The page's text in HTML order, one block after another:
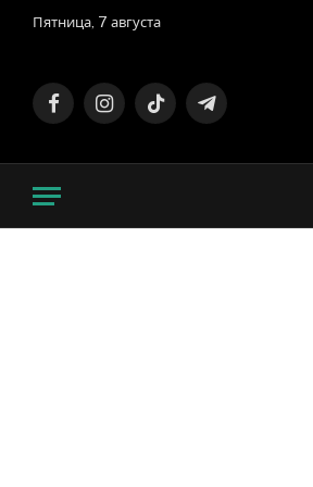
Пятница, 7 августа
FacebookInstagramTikTok Telegram